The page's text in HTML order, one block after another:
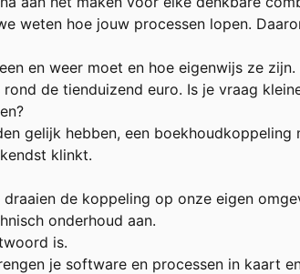
weten hoe jouw processen lopen.
en weer moet en hoe eigenwijs ze
de tienduizend euro. Is je vraag
gelijk hebben, een
klinkt.
de koppeling op onze eigen
onderhoud aan.
is.
je software en processen in kaart